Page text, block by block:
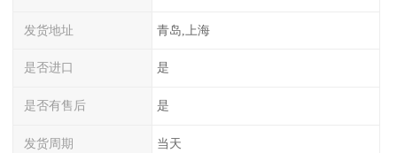
发货地址 青岛,上海
是否进口 是
是否有售后 是
发货周期 当天